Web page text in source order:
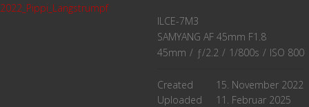
2022_Pippi_Langstrumpf
ILCE-7M3
SAMYANG AF 45mm F1.8
45mm / ƒ/2.2 / 1/800s / ISO 800
Created
15. November 2022
Uploaded
11. Februar 2025